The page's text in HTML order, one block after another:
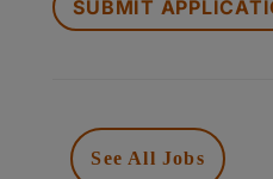
LOOKING
FOR
PUT
ANYTHING
See All Jobs